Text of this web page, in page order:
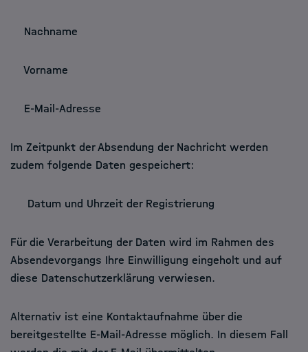
Nachname
Vorname
E-Mail-Adresse
Im Zeitpunkt der Absendung der Nachricht werden
zudem folgende Daten gespeichert:
Datum und Uhrzeit der Registrierung
Für die Verarbeitung der Daten wird im Rahmen des
Absendevorgangs Ihre Einwilligung eingeholt und auf
diese Datenschutzerklärung verwiesen.
Alternativ ist eine Kontaktaufnahme über die
bereitgestellte E-Mail-Adresse möglich. In diesem Fall